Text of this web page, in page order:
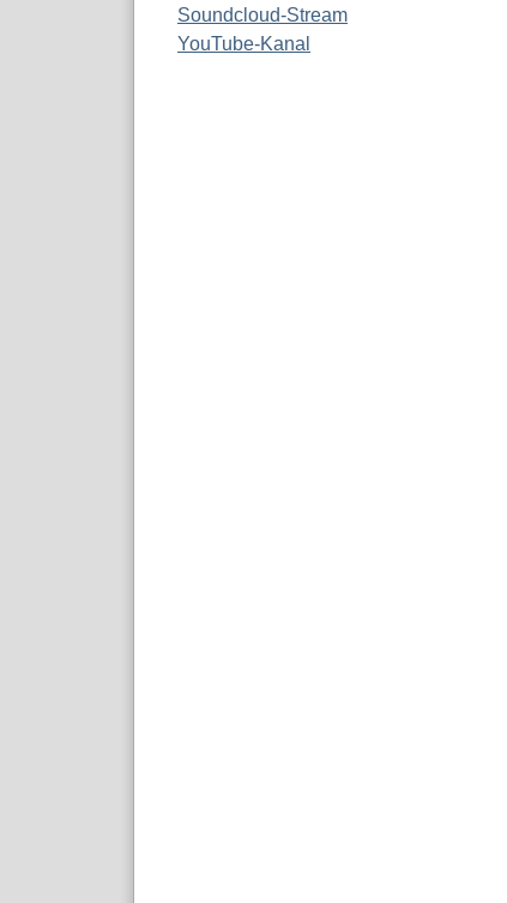
Soundcloud-Stream
YouTube-Kanal